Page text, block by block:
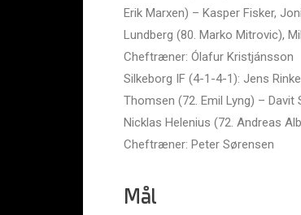
Erik Marxen) – Kasper Fisker,
Lundberg (80. Marko Mitrovic),
Cheftræner: Ólafur Kristjánsson
Silkeborg IF (4-1-4-1): Jens
Thomsen (72. Emil Lyng) – Davit
Nicklas Helenius (72. Andreas
Cheftræner: Peter Sørensen
Mål